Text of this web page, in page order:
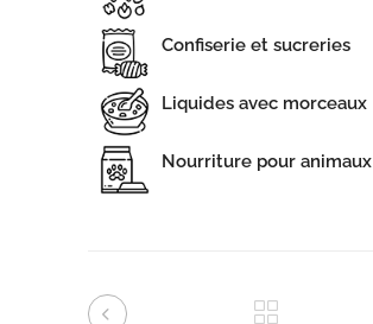
Confiserie et sucreries
Liquides avec morceaux
Nourriture pour animaux